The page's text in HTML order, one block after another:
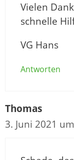
Vielen
schnelle
VG Hans
Antworten
Thomas
3. Juni 2021